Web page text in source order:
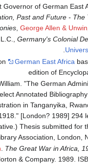
Governor of German
Past and Future -
,George Allen &
Germany's Colonial
on
German East Africa
edition of
William. "The German
Annotated
in Tanganyika,
1918." [London? 1989]
Thesis submitted for
Association, London,
.The Great War in Africa,
& Company. 1989.